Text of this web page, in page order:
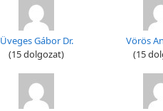
Üveges Gábor Dr.
(15 dolgozat)
Vörös
(15